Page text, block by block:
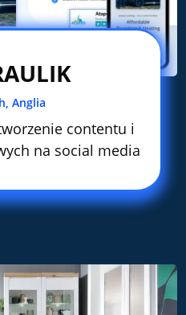
Anglia
contentu i
na social media